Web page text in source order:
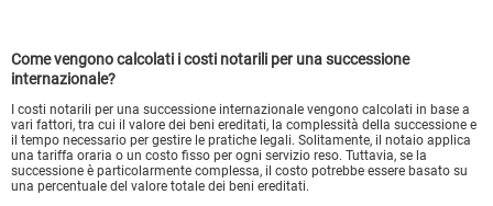
Come vengono calcolati i costi notarili per una successione
internazionale?
I costi notarili per una successione internazionale vengono calcolati in base a
vari fattori, tra cui il valore dei beni ereditati, la complessità della successione e
il tempo necessario per gestire le pratiche legali. Solitamente, il notaio applica
una tariffa oraria o un costo fisso per ogni servizio reso. Tuttavia, se la
successione è particolarmente complessa, il costo potrebbe essere basato su
una percentuale del valore totale dei beni ereditati.